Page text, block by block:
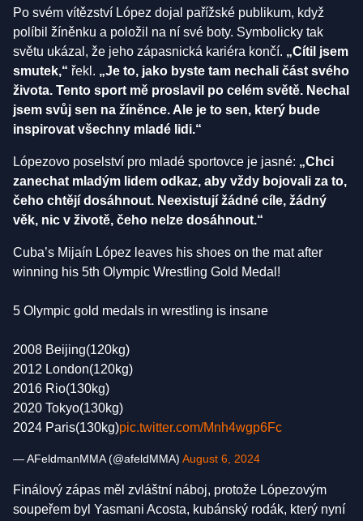
Po svém vítězství López dojal pařížské publikum, když
políbil žíněnku a položil na ní své boty. Symbolicky tak
světu ukázal, že jeho zápasnická kariéra končí. „Cítil jsem
smutek,“ řekl. „Je to, jako byste tam nechali část svého
života. Tento sport mě proslavil po celém světě. Nechal
jsem svůj sen na žíněnce. Ale je to sen, který bude
inspirovat všechny mladé lidi.“
Lópezovo poselství pro mladé sportovce je jasné: „Chci
zanechat mladým lidem odkaz, aby vždy bojovali za to,
čeho chtějí dosáhnout. Neexistují žádné cíle, žádný
věk, nic v životě, čeho nelze dosáhnout.“
Cuba’s Mijaín López leaves his shoes on the mat after
winning his 5th Olympic Wrestling Gold Medal!
5 Olympic gold medals in wrestling is insane
2008 Beijing(120kg)
2012 London(120kg)
2016 Rio(130kg)
2020 Tokyo(130kg)
2024 Paris(130kg)pic.twitter.com/Mnh4wgp6Fc
— AFeldmanMMA (@afeldMMA) August 6, 2024
Finálový zápas měl zvláštní náboj, protože Lópezovým
soupeřem byl Yasmani Acosta, kubánský rodák, který nyní